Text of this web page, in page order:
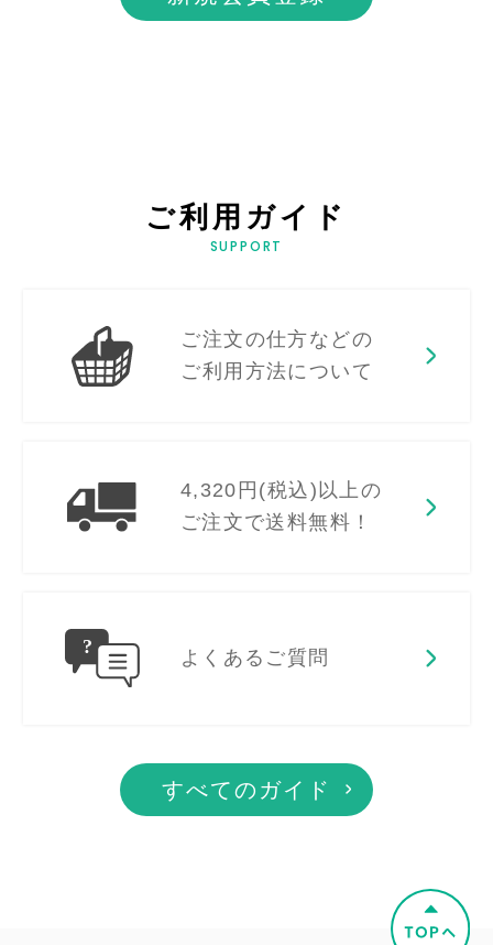
ご利用ガイド
SUPPORT
ご注文の仕方などの
ご利用方法について
4,320円(税込)以上の
ご注文で送料無料！
よくあるご質問
すべてのガイド